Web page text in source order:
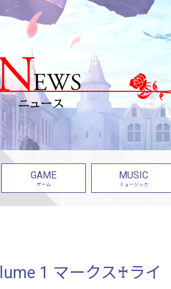
GAME
ゲーム
MUSIC
ミュージック
1 マークス♰ライ